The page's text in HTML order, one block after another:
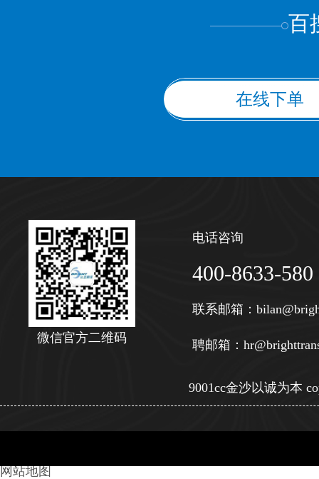
百
在线下单
微信官方二维码
电话咨询
400-8633-580
联系邮箱：
聘邮箱：
9001cc金沙以诚为本
网站地图